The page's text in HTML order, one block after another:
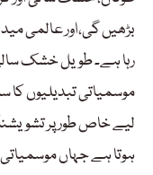
بڑھیں گی،اور عالمی
رہا ہے۔ طویل خشک
موسمیاتی تبدیلیوں
لیے خاص طور پر
ہوتا ہے جہاں